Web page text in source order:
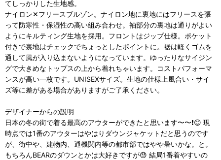
てしっかりした生地感。
ナイロン✕フリースブルゾン。ナイロン地に裏地にはフリースを張
って防寒性・保湿性の高い組み合わせ。袖部分の裏地は通りがよい
ようにキルティング生地を採用。フロントはジップ仕様。ポケット
付きで裏地はチェックでちょっとしたポイントに。裾は軽くゴムを
通して風が入り込まないようになっています。ゆったりなサイジン
グで大きめなトップスの上から着れちゃいます。コストパフォーマ
ンスが高い一枚です。UNISEXサイズ。生地の仕様上風合い・サイ
ズ等に差がある場合がありますがご了承ください。
デザイナーからの説明
日本の冬の街で着る最高のアウターができたと思います〜〜❗😊 現
時点では1番のアウターはやはりダウンジャケットだと思うのです
が、街中や、建物内、通機関内等の都市部ではやや暑いかな。と。
もちろんBEARのダウンとかは大好きですが😓 結局1番着やすいの